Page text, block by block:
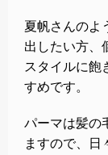
夏帆さんのよ
出したい方、
スタイルに飽
すめです。
パーマは髪の
ますので、日